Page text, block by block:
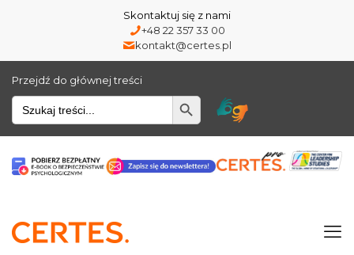
Skontaktuj się z nami
+48 22 357 33 00
kontakt@certes.pl
Przejdź do głównej treści
Wyszukiwarka